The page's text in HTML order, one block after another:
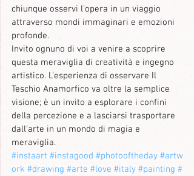
chiunque osservi l'opera in un viaggio
attraverso mondi immaginari e emozioni
profonde.
Invito ognuno di voi a venire a scoprire
questa meraviglia di creatività e ingegno
artistico. L'esperienza di osservare Il
Teschio Anamorfico va oltre la semplice
visione; è un invito a esplorare i confini
della percezione e a lasciarsi trasportare
dall'arte in un mondo di magia e
meraviglia.
#instaart #instagood #photooftheday #artw
ork #drawing #arte #love #italy #painting #